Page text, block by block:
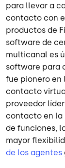
para llevar a
contacto con
productos de
software de
multicanal es
software para
fue pionero en
contacto
proveedor
contacto en la
de funciones,
mayor
de los agentes